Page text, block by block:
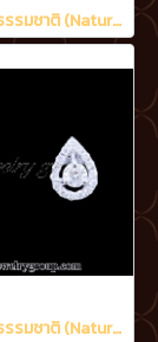
ต่างหูเพชรแท้ธรรมชาติ (Natural Diamonds) 0.48 Ct.
ต่างหูเพชรแท้ธรรมชาติ (Natural Diamonds) 0.60 Ct.